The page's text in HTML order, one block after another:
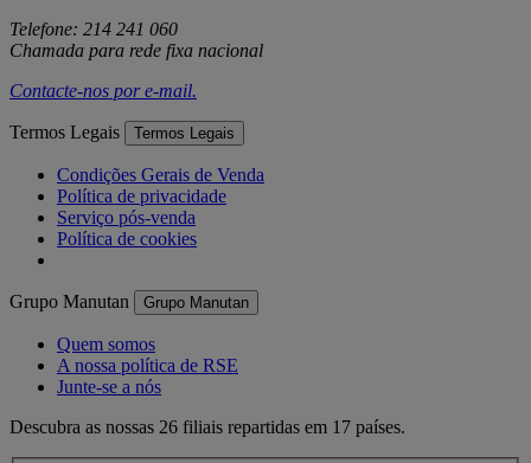
Telefone: 214 241 060
Chamada para rede fixa nacional
Contacte-nos pore-mail.
Termos Legais Termos Legais
Condições Gerais de Venda
Política de privacidade
Serviço pós-venda
Política de cookies
Grupo Manutan Grupo Manutan
Quem somos
A nossa política de RSE
Junte-se a nós
Descubra as nossas 26 filiais repartidas em 17 países.